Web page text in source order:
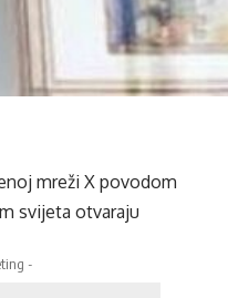
mreži X povodom
svijeta otvaraju
-